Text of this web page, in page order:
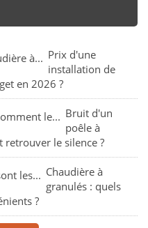
Prix d'une
installation de
en 2026 ?
Bruit d'un
poêle à
retrouver le silence ?
Chaudière à
granulés : quels
?